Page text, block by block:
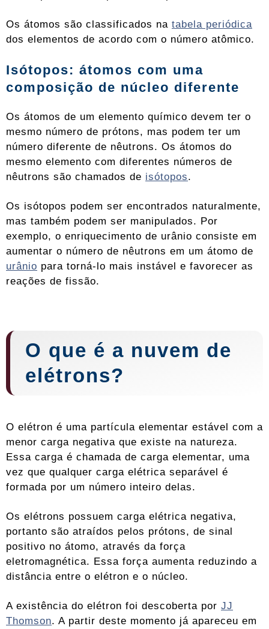
Os átomos são classificados na tabela periódica
dos elementos de acordo com o número atômico.
Isótopos: átomos com uma
composição de núcleo diferente
Os átomos de um elemento químico devem ter o
mesmo número de prótons, mas podem ter um
número diferente de nêutrons. Os átomos do
mesmo elemento com diferentes números de
nêutrons são chamados de isótopos.
Os isótopos podem ser encontrados naturalmente,
mas também podem ser manipulados. Por
exemplo, o enriquecimento de urânio consiste em
aumentar o número de nêutrons em um átomo de
urânio para torná-lo mais instável e favorecer as
reações de fissão.
O que é a nuvem de
elétrons?
O elétron é uma partícula elementar estável com a
menor carga negativa que existe na natureza.
Essa carga é chamada de carga elementar, uma
vez que qualquer carga elétrica separável é
formada por um número inteiro delas.
Os elétrons possuem carga elétrica negativa,
portanto são atraídos pelos prótons, de sinal
positivo no átomo, através da força
eletromagnética. Essa força aumenta reduzindo a
distância entre o elétron e o núcleo.
A existência do elétron foi descoberta por JJ
Thomson. A partir deste momento já apareceu em